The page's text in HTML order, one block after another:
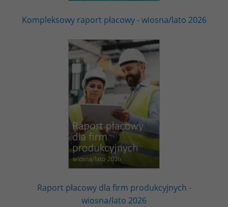
Kompleksowy raport płacowy - wiosna/lato 2026
Raport płacowy dla firm produkcyjnych -
wiosna/lato 2026